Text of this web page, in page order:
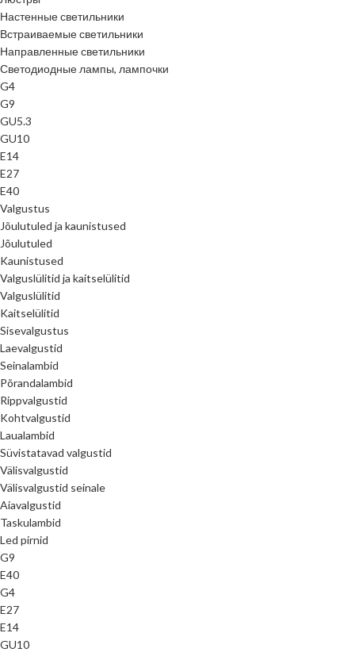
Настенные светильники
Встраиваемые светильники
Направленные светильники
Светодиодные лампы, лампочки
G4
G9
GU5.3
GU10
E14
E27
E40
Valgustus
Jõulutuled ja kaunistused
Jõulutuled
Kaunistused
Valguslülitid ja kaitselülitid
Valguslülitid
Kaitselülitid
Sisevalgustus
Laevalgustid
Seinalambid
Põrandalambid
Rippvalgustid
Kohtvalgustid
Laualambid
Süvistatavad valgustid
Välisvalgustid
Välisvalgustid seinale
Aiavalgustid
Taskulambid
Led pirnid
G9
E40
G4
E27
E14
GU10